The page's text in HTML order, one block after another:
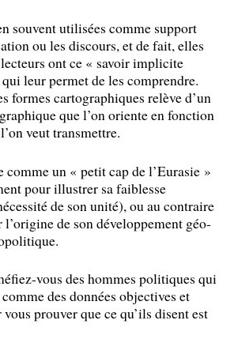
souvent utilisées comme support
ou les discours, et de fait, elles
ont ce « savoir implicite
qui leur permet de les comprendre.
formes cartographiques relève d’un
que l’on oriente en fonction
veut transmettre.
comme un « petit cap de l’Eurasie »
pour illustrer sa faiblesse
de son unité), ou au contraire
l’origine de son développement géo-
vous des hommes politiques qui
des données objectives et
prouver que ce qu’ils disent est